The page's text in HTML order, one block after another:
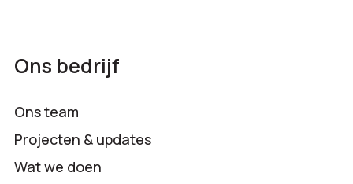
Ons bedrijf
Ons team
Projecten & updates
Wat we doen